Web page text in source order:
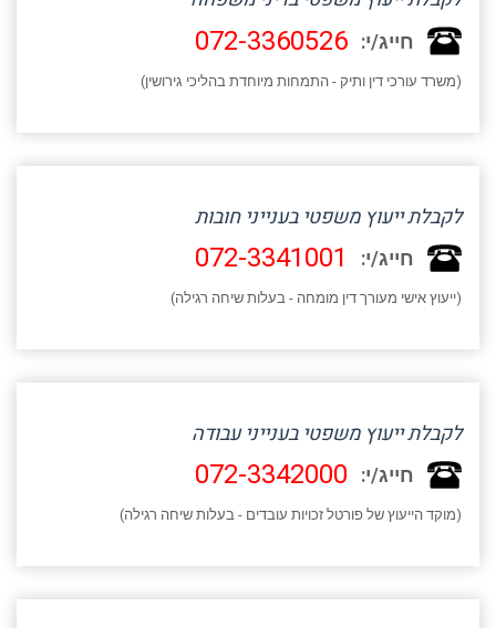
חייג/י: 072-3360526
(משרד עורכי דין ותיק - התמחות מיוחדת בהליכי גירושין)
לקבלת ייעוץ משפטי בענייני חובות
חייג/י: 072-3341001
(ייעוץ אישי מעורך דין מומחה - בעלות שיחה רגילה)
לקבלת ייעוץ משפטי בענייני עבודה
חייג/י: 072-3342000
(מוקד הייעוץ של פורטל זכויות עובדים - בעלות שיחה רגילה)